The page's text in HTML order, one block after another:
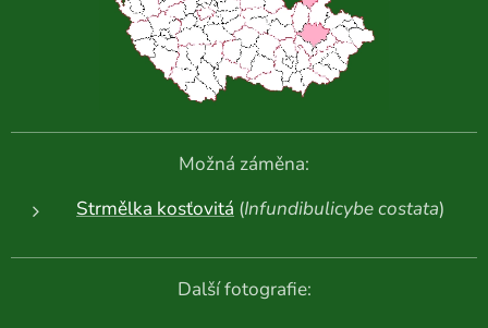
Možná záměna:
Strmělka kosťovitá (Infundibulicybe costata)
Další fotografie: